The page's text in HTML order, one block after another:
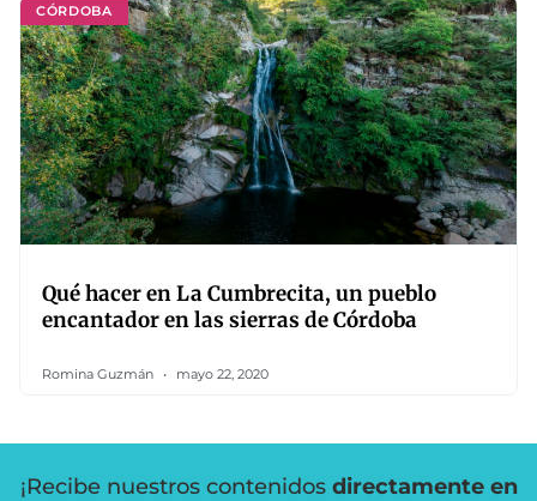
CÓRDOBA
Qué hacer en La Cumbrecita, un pueblo
encantador en las sierras de Córdoba
Romina Guzmán mayo 22, 2020
¡Recibe nuestros contenidos directamente en